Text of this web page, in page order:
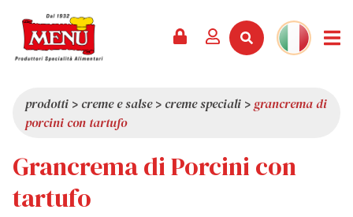
CATALOGO
SERVIZI
ULTIME NOVITÀ
PREMI
RASSEGNA STAMPA
CHI SIAMO
QUALITÀ
VALORI
CURIOSITÀ
prodotti >creme e salse>creme speciali >grancrema di
porcini con tartufo
Grancrema di Porcini con
tartufo